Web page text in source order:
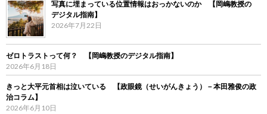
写真に埋まっている位置情報はおっかないのか 【岡嶋教授の
デジタル指南】
2026年7月22日
ゼロトラストって何？ 【岡嶋教授のデジタル指南】
2026年6月18日
きっと大平元首相は泣いている 【政眼鏡（せいがんきょう）－本田雅俊の政
治コラム】
2026年6月10日